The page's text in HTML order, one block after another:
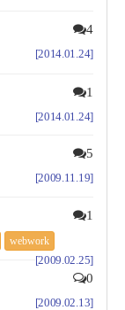
4
[2014.01.24]
1
[2014.01.24]
5
[2009.11.19]
1
webwork
[2009.02.25]
0
[2009.02.13]